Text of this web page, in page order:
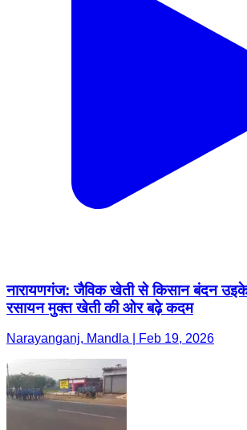
नारायणगंज: जैविक खेती से किसान बंदन
रसायन मुक्त खेती की ओर बढ़े कदम
Narayanganj, Mandla | Feb 19, 2026